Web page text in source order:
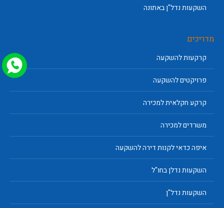
השקעות נדל"ן באתונה
מדריכים
קרקעות להשקעה
פרויקטים להשקעה
קרקע חקלאית למכירה
משרדים למכירה
איפה כדאי לקנות דירה להשקעה
השקעות נדלן בחו"ל
השקעות נדל"ן